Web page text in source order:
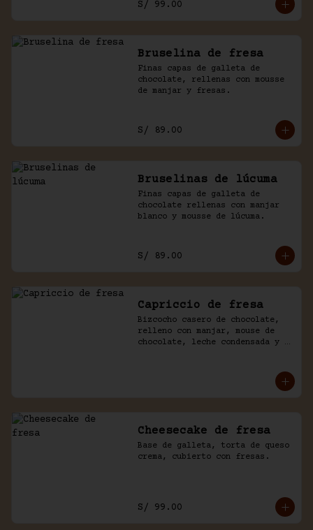
S/ 99.00
Bruselina de fresa
Finas capas de galleta de
chocolate, rellenas con mousse
de manjar y fresas.
S/ 89.00
Bruselinas de lúcuma
Finas capas de galleta de
chocolate rellenas con manjar
blanco y mousse de lúcuma.
S/ 89.00
Capriccio de fresa
Bizcocho casero de chocolate,
relleno con manjar, mouse de
chocolate, leche condensada y
Cheesecake de fresa
Base de galleta, torta de queso
crema, cubierto con fresas.
S/ 99.00